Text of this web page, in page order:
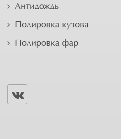
Антидождь
Полировка кузова
Полировка фар